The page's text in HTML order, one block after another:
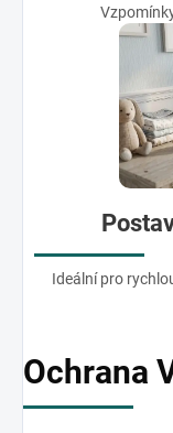
Ideální pro
Ochrana